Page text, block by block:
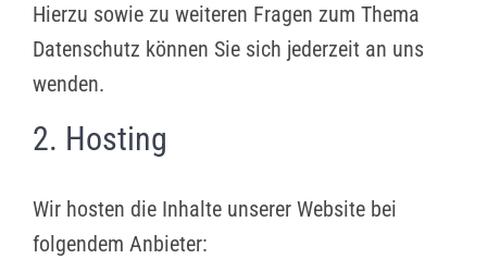
Hierzu sowie zu weiteren Fragen zum Thema
Datenschutz können Sie sich jederzeit an uns
wenden.
2. Hosting
Wir hosten die Inhalte unserer Website bei
folgendem Anbieter: